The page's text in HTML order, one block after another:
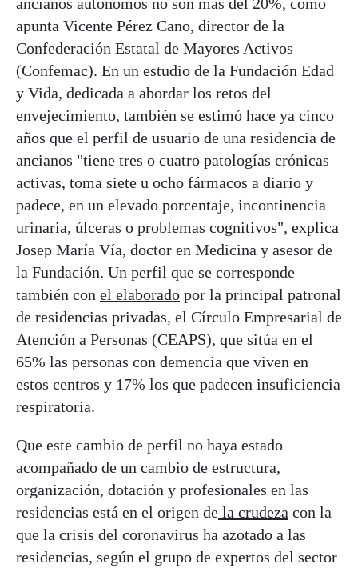
apunta Vicente Pérez Cano, director de la
Confederación Estatal de Mayores Activos
(Confemac). En un estudio de la Fundación Edad
y Vida, dedicada a abordar los retos del
envejecimiento, también se estimó hace ya cinco
años que el perfil de usuario de una residencia de
ancianos "tiene tres o cuatro patologías crónicas
activas, toma siete u ocho fármacos a diario y
padece, en un elevado porcentaje, incontinencia
urinaria, úlceras o problemas cognitivos", explica
Josep María Vía, doctor en Medicina y asesor de
la Fundación. Un perfil que se corresponde
también con el elaborado por la principal patronal
de residencias privadas, el Círculo Empresarial de
Atención a Personas (CEAPS), que sitúa en el
65% las personas con demencia que viven en
estos centros y 17% los que padecen insuficiencia
respiratoria.
Que este cambio de perfil no haya estado
acompañado de un cambio de estructura,
organización, dotación y profesionales en las
residencias está en el origen de la crudeza con la
que la crisis del coronavirus ha azotado a las
residencias, según el grupo de expertos del sector